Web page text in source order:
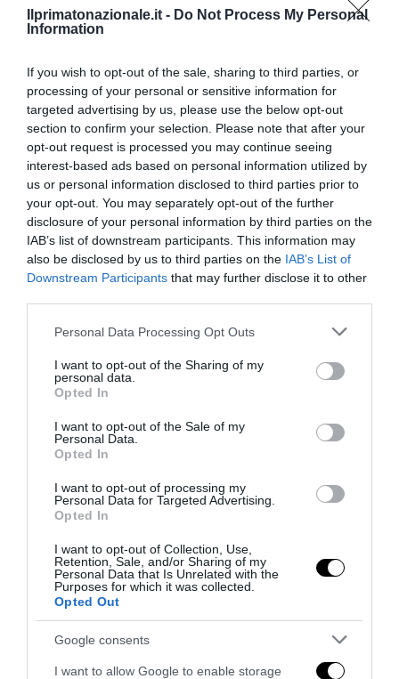
Ilprimatonazionale.it - Do Not Process My Personal
Information
If you wish to opt-out of the sale, sharing to third parties, or
processing of your personal or sensitive information for
targeted advertising by us, please use the below opt-out
section to confirm your selection. Please note that after your
opt-out request is processed you may continue seeing
interest-based ads based on personal information utilized by
us or personal information disclosed to third parties prior to
your opt-out. You may separately opt-out of the further
disclosure of your personal information by third parties on the
IAB’s list of downstream participants. This information may
also be disclosed by us to third parties on the IAB’s List of
Downstream Participants that may further disclose it to other
Please note that this website/app uses one or more Google
not limited to your visit or usage behaviour. You may click to
grant or deny consent to Google and its third-party tags to
use your data for below specified purposes in below Google
consent section.
Personal Data Processing Opt Outs
I want to opt-out of the Sharing of my
personal data.
Opted In
I want to opt-out of the Sale of my
Personal Data.
Opted In
I want to opt-out of processing my
Personal Data for Targeted Advertising.
Opted In
I want to opt-out of Collection, Use,
Retention, Sale, and/or Sharing of my
Personal Data that Is Unrelated with the
Purposes for which it was collected.
Opted Out
Google consents
I want to allow Google to enable storage
Tekne agli americani: il Golden Power è l’ultima trincea
7 Agosto 2026
Addio a Francesco Guccini: stronzo, poeta e buffone di